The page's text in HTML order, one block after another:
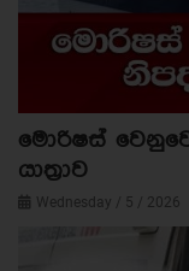
මොරිෂස්
යාත්‍රාව
Wednesday / 5 / 2026